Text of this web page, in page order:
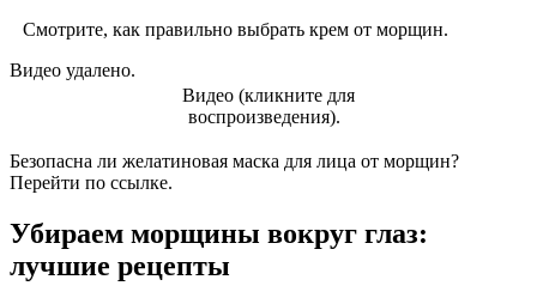
Смотрите, как правильно выбрать крем от морщин.
Видео удалено.
Видео (кликните для
воспроизведения).
Безопасна ли желатиновая маска для лица от морщин?
Перейти по ссылке.
Убираем морщины вокруг глаз:
лучшие рецепты